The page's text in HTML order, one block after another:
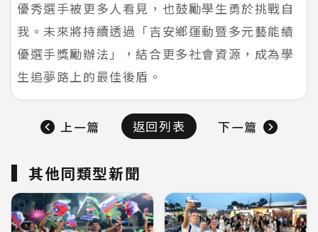
優秀選手被更多人看見，也鼓勵學生勇於挑戰自
我。未來將持續透過「吉安鄉運動暨多元藝能績
優選手獎勵辦法」，結合更多社會資源，成為學
生追夢路上的最佳後盾。
上一篇 返回列表 下一篇
其他同類型新聞